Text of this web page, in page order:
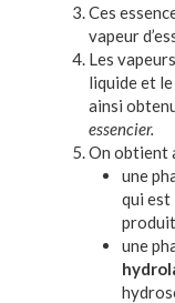
Ces
vapeur
Les
liquide et
ainsi
essencier.
On obtient
une
qui est
une